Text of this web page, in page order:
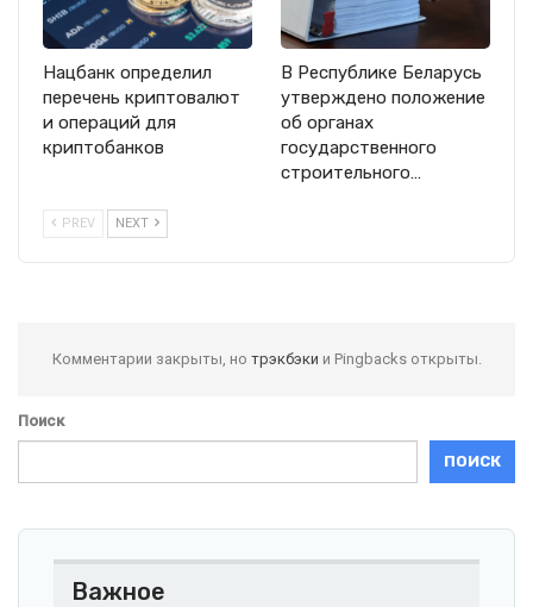
Нацбанк определил
перечень криптовалют
и операций для
криптобанков
В Республике Беларусь
утверждено положение
об органах
государственного
строительного…
PREV NEXT
Комментарии закрыты, но трэкбэки и Pingbacks открыты.
Поиск
ПОИСК
Важное